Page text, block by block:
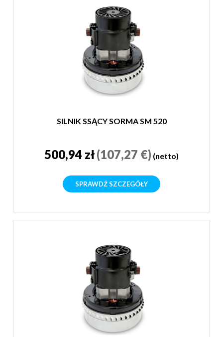
SILNIK SSĄCY SORMA SM 520
500,94 zł(107,27 €) (netto)
SPRAWDŹ SZCZEGÓŁY